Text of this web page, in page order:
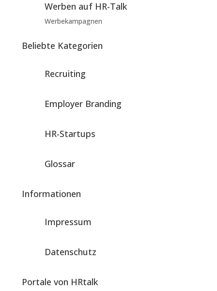
Werben auf HR-Talk
Werbekampagnen
Beliebte Kategorien
Recruiting
Employer Branding
HR-Startups
Glossar
Informationen
Impressum
Datenschutz
Portale von HRtalk